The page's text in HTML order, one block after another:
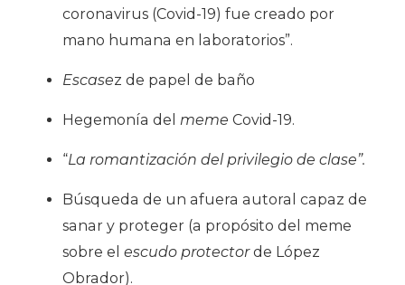
coronavirus (Covid-19) fue creado por
mano humana en laboratorios”.
Escasez de papel de baño
Hegemonía del meme Covid-19.
“La romantización del privilegio de clase”.
Búsqueda de un afuera autoral capaz de
sanar y proteger (a propósito del meme
sobre el escudo protectorde López
Obrador).